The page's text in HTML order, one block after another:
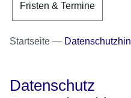
Fristen & Termine
Startseite
Datenschutz